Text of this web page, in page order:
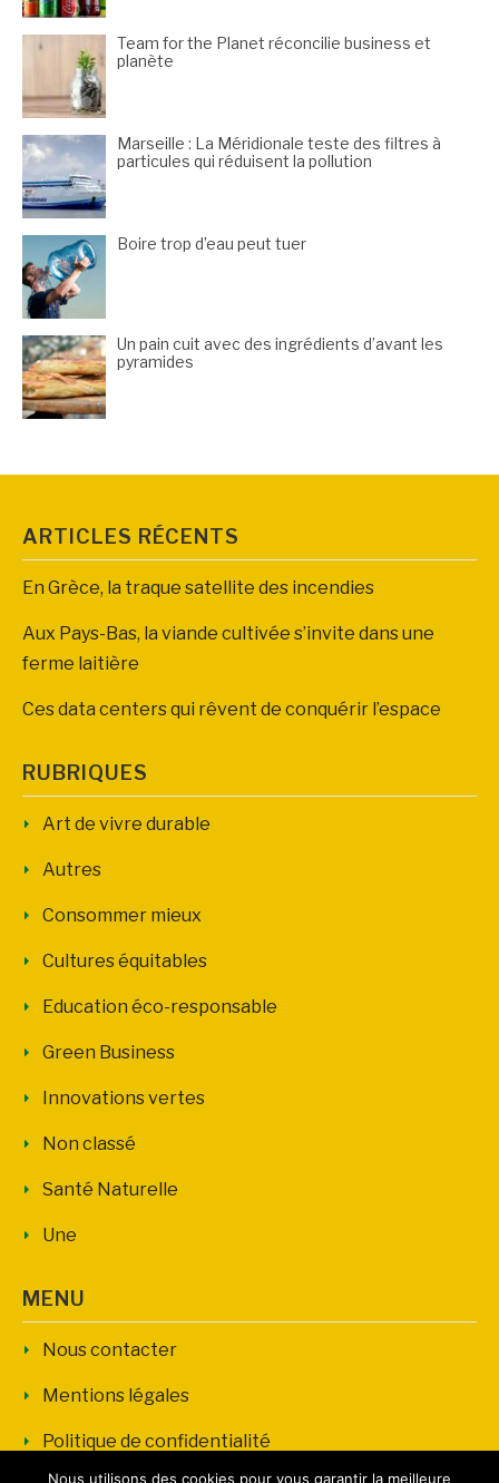
Team for the Planet réconcilie business et
planète
Marseille : La Méridionale teste des filtres à
particules qui réduisent la pollution
Boire trop d’eau peut tuer
Un pain cuit avec des ingrédients d’avant les
pyramides
ARTICLES RÉCENTS
En Grèce, la traque satellite des incendies
Aux Pays-Bas, la viande cultivée s’invite dans une
ferme laitière
Ces data centers qui rêvent de conquérir l’espace
RUBRIQUES
Art de vivre durable
Autres
Consommer mieux
Cultures équitables
Education éco-responsable
Green Business
Innovations vertes
Non classé
Santé Naturelle
Une
MENU
Nous contacter
Mentions légales
Politique de confidentialité
Nous utilisons des cookies pour vous garantir la meilleure